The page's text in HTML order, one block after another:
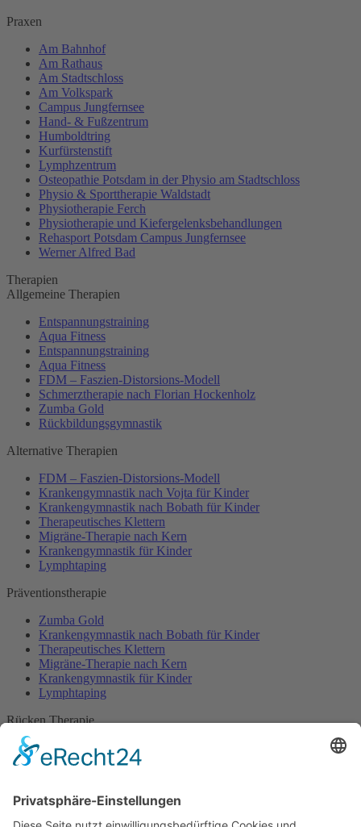
Praxen
Am Bahnhof
Am Rathaus
Am Stadtschloss
Am Volkspark
Campus Jungfernsee
Hand- & Fußzentrum
Humboldtring
Kurfürstenstift
Lymphzentrum
Osteopathie Potsdam in der Physio am Stadtschloss
Physio & Sporttherapie Waldstadt
Physiotherapie Ferch
Physiotherapie und Kiefergelenksbehandlungen
Rehasport Potsdam Campus Jungfernsee
Werner Alfred Bad
Therapien
Allgemeine Therapien
Entspannungstraining
Aqua Fitness
Entspannungstraining
Aqua Fitness
FDM – Faszien-Distorsions-Modell
Schmerztherapie nach Florian Hockenholz
Zumba Gold
Rückbildungsgymnastik
Alternative Therapien
FDM – Faszien-Distorsions-Modell
Krankengymnastik nach Vojta für Kinder
Krankengymnastik nach Bobath für Kinder
Therapeutisches Klettern
Migräne-Therapie nach Kern
Krankengymnastik für Kinder
Lymphtaping
Präventionstherapie
Zumba Gold
Krankengymnastik nach Bobath für Kinder
Therapeutisches Klettern
Migräne-Therapie nach Kern
Krankengymnastik für Kinder
Lymphtaping
Rücken Therapie
Therapeutisches Klettern
Entspannungstraining
Zumba Gold
Rückbildungsgymnastik